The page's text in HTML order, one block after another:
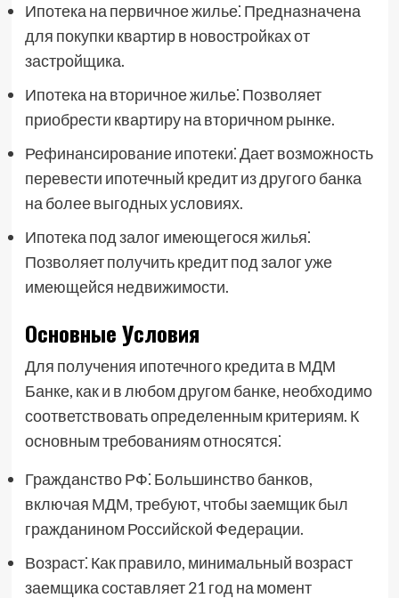
Ипотека на первичное жилье⁚ Предназначена
для покупки квартир в новостройках от
застройщика.
Ипотека на вторичное жилье⁚ Позволяет
приобрести квартиру на вторичном рынке.
Рефинансирование ипотеки⁚ Дает возможность
перевести ипотечный кредит из другого банка
на более выгодных условиях.
Ипотека под залог имеющегося жилья⁚
Позволяет получить кредит под залог уже
имеющейся недвижимости.
Основные Условия
Для получения ипотечного кредита в МДМ
Банке, как и в любом другом банке, необходимо
соответствовать определенным критериям. К
основным требованиям относятся⁚
Гражданство РФ⁚ Большинство банков,
включая МДМ, требуют, чтобы заемщик был
гражданином Российской Федерации.
Возраст⁚ Как правило, минимальный возраст
заемщика составляет 21 год на момент